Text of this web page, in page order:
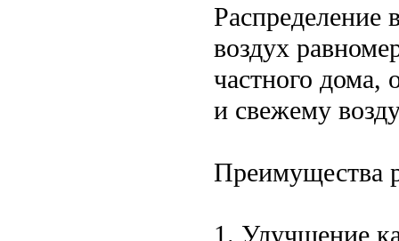
воздух
частного дома,
и свежему
Преимущества
1. Улучшение